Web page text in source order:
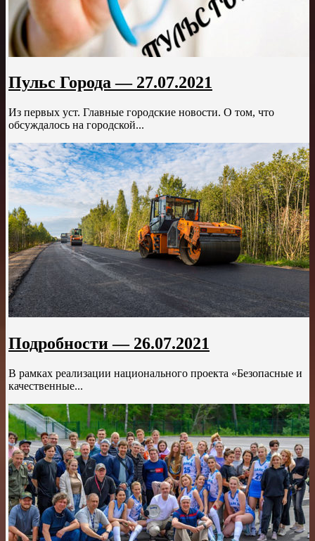
Пульс Города — 27.07.2021
Из первых уст. Главные городские новости. О том, что
обсуждалось на городской...
Подробности — 26.07.2021
В рамках реализации национального проекта «Безопасные и
качественные...